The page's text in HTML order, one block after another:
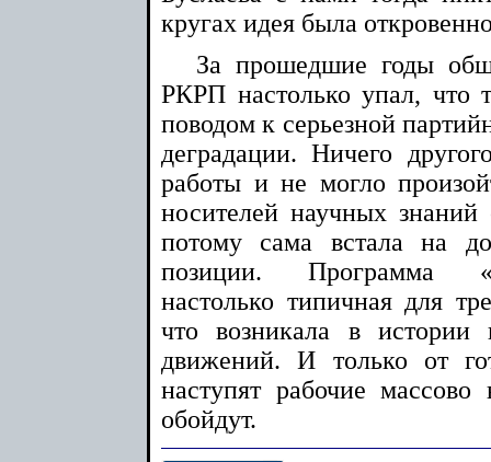
кругах идея была
За прошедшие годы
РКРП настолько упал, что
поводом к серьезной
деградации. Ничего
работы и не могло
носителей научных
потому сама встала на
позиции. Программа
настолько типичная для
что возникала в истории
движений. И только от
наступят рабочие
обойдут.